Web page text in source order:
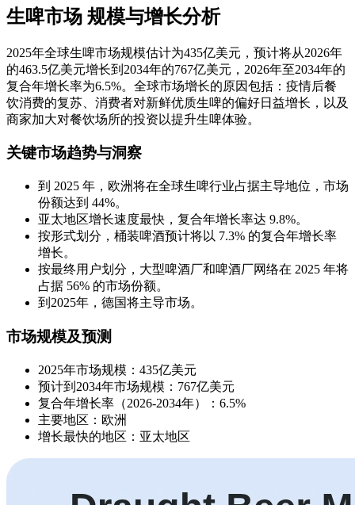
生啤市场 规模与增长分析
2025年全球生啤市场规模估计为435亿美元，预计将从2026年
的463.5亿美元增长到2034年的767亿美元，2026年至2034年的
复合年增长率为6.5%。全球市场增长的原因包括：疫情后餐
饮消费的复苏、消费者对新鲜优质生啤的偏好日益增长，以及
商家加大对餐饮场所的投资以提升生啤体验。
关键市场趋势与洞察
到 2025 年，欧洲将在全球生啤行业占据主导地位，市场
份额达到 44%。
亚太地区增长速度最快，复合年增长率达 9.8%。
按形式划分，桶装啤酒预计将以 7.3% 的复合年增长率
增长。
按最终用户划分，大型啤酒厂和啤酒厂网络在 2025 年将
占据 56% 的市场份额。
到2025年，德国将主导市场。
市场规模及预测
2025年市场规模：435亿美元
预计到2034年市场规模：767亿美元
复合年增长率（2026-2034年）：6.5%
主要地区：欧洲
增长最快的地区：亚太地区